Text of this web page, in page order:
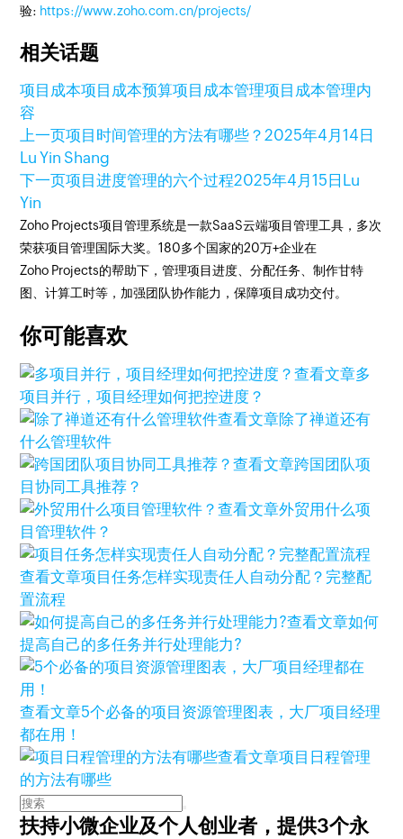
验: https://www.zoho.com.cn/projects/
相关话题
项目成本项目成本预算项目成本管理项目成本管理内
容
上一页项目时间管理的方法有哪些？2025年4月14日
Lu Yin Shang
下一页项目进度管理的六个过程2025年4月15日 Lu
Yin
Zoho Projects项目管理系统是一款SaaS云端项目管理工具，多次
荣获项目管理国际大奖。180多个国家的20万+企业在
Zoho Projects的帮助下，管理项目进度、分配任务、制作甘特
图、计算工时等，加强团队协作能力，保障项目成功交付。
你可能喜欢
查看文章多
项目并行，项目经理如何把控进度？
查看文章除了禅道还有
什么管理软件
查看文章跨国团队项
目协同工具推荐？
查看文章外贸用什么项
目管理软件？
查看文章项目任务怎样实现责任人自动分配？完整配
置流程
查看文章如何
提高自己的多任务并行处理能力?
查看文章5个必备的项目资源管理图表，大厂项目经理
都在用！
查看文章项目日程管理
的方法有哪些
扶持小微企业及个人创业者，提供3个永